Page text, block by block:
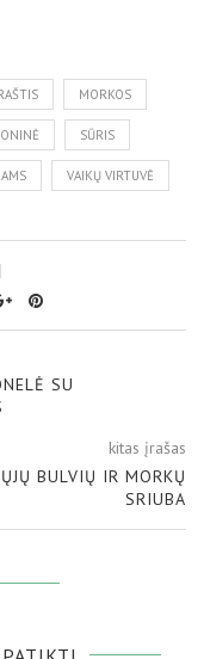
MORKOS
SŪRIS
VAIKŲ VIRTUVĖ
SU
kitas įrašas
BULVIŲ IR MORKŲ
SRIUBA